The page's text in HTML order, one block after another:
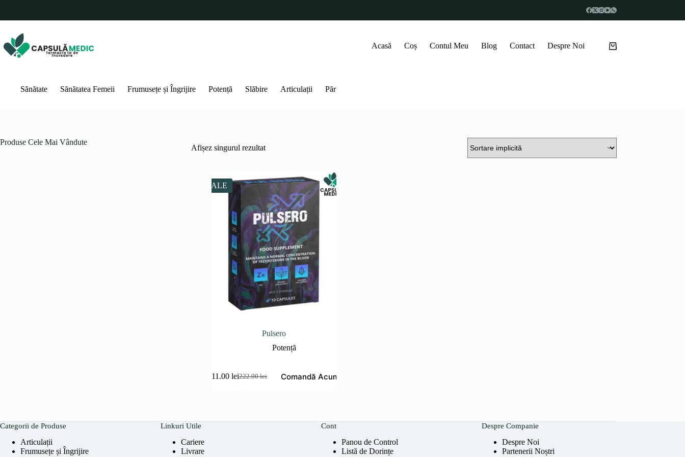
conținut
Acasă Coș Contul Meu Blog Contact Despre Noi
Coș
Sănătate Sănătatea Femeii Frumusețe și Îngrijire Potență Slăbire Articulații Păr
Afișez singurul rezultat
SALE
Pulsero
Potență
222.00lei
Prețul
111.00leiPrețul
Comandă Acum
Produse Cele Mai Vândute
Categorii de Produse
Articulații
Frumusețe și Îngrijire
Linkuri Utile
Cariere
Livrare
Cont
Panou de Control
Listă de Dorințe
Despre Companie
Despre Noi
Partenerii Noștri